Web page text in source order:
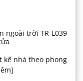
ngoài trời TR-L039
kế nhà theo phong